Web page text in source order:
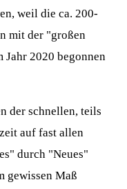
weil die ca. 200-
mit der "großen
2020 begonnen
der schnellen, teils
auf fast allen
durch "Neues"
gewissen Maß